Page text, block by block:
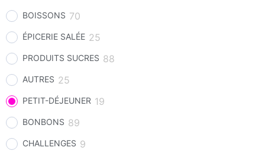
BOISSONS 70
ÉPICERIE SALÉE 25
PRODUITS SUCRES 88
AUTRES 25
PETIT-DÉJEUNER 19
BONBONS 89
CHALLENGES 9